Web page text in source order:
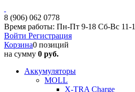
8 (906) 062 0778
Время работы: Пн-Пт 9-18 Сб-Вс
Войти Регистрация
Корзина0 позиций
на сумму 0 руб.
Аккумуляторы
MOLL
X-TRA Charge